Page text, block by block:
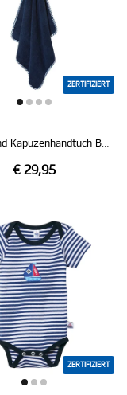
ZERTIFIZIERT
Hansekind Kapuzenhandtuch Baby "Segelboot"
€ 29,95
ZERTIFIZIERT